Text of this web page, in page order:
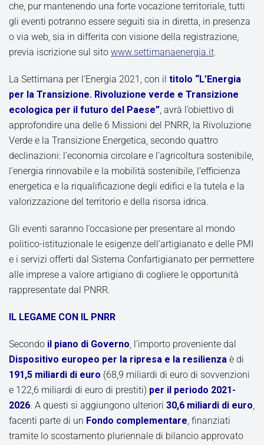
che, pur mantenendo una forte vocazione territoriale, tutti
gli eventi potranno essere seguiti sia in diretta, in presenza
o via web, sia in differita con visione della registrazione,
previa iscrizione sul sito www.settimanaenergia.it.
La Settimana per l’Energia 2021, con il titolo “L’Energia
per la Transizione. Rivoluzione verde e Transizione
ecologica per il futuro del Paese”, avrà l’obiettivo di
approfondire una delle 6 Missioni del PNRR, la Rivoluzione
Verde e la Transizione Energetica, secondo quattro
declinazioni: l’economia circolare e l’agricoltura sostenibile,
l’energia rinnovabile e la mobilità sostenibile, l’efficienza
energetica e la riqualificazione degli edifici e la tutela e la
valorizzazione del territorio e della risorsa idrica.
Gli eventi saranno l’occasione per presentare al mondo
politico-istituzionale le esigenze dell’artigianato e delle PMI
e i servizi offerti dal Sistema Confartigianato per permettere
alle imprese a valore artigiano di cogliere le opportunità
rappresentate dal PNRR.
IL LEGAME CON IL PNRR
Secondo il piano di Governo, l’importo proveniente dal
Dispositivo europeo per la ripresa e la resilienza è di
191,5 miliardi di euro (68,9 miliardi di euro di sovvenzioni
e 122,6 miliardi di euro di prestiti) per il periodo 2021-
2026. A questi si aggiungono ulteriori 30,6 miliardi di euro,
facenti parte di un Fondo complementare, finanziati
tramite lo scostamento pluriennale di bilancio approvato